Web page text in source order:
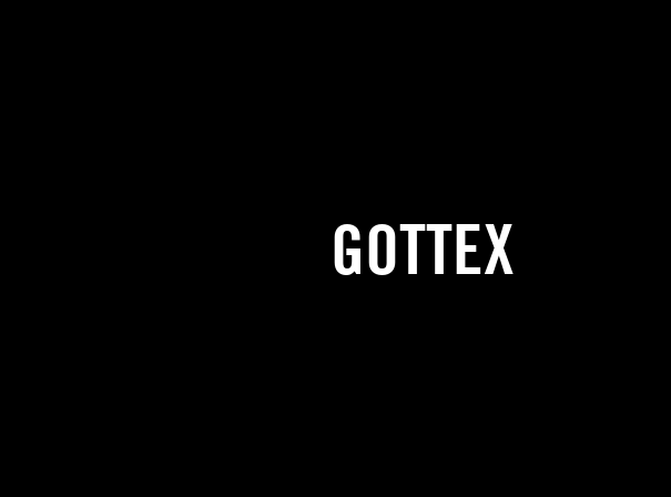
GOTTEX